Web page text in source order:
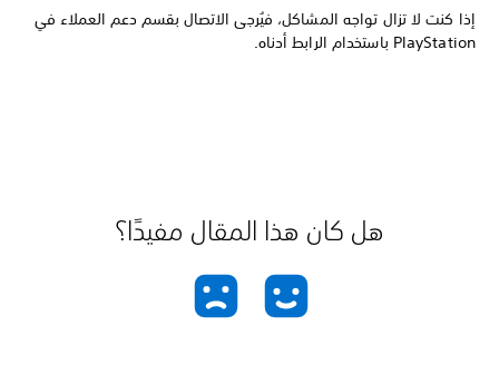
إذا كنت لا تزال تواجه المشاكل، فيُرجى الاتصال بقسم دعم العملاء في
PlayStation باستخدام الرابط أدناه.
هل كان هذا المقال مفيدًا؟